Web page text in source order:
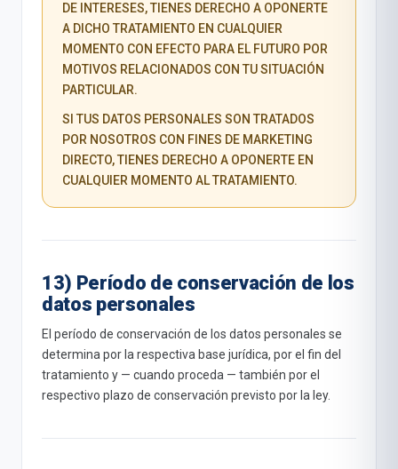
DE INTERESES, TIENES DERECHO A OPONERTE
A DICHO TRATAMIENTO EN CUALQUIER
MOMENTO CON EFECTO PARA EL FUTURO POR
MOTIVOS RELACIONADOS CON TU SITUACIÓN
PARTICULAR.
SI TUS DATOS PERSONALES SON TRATADOS
POR NOSOTROS CON FINES DE MARKETING
DIRECTO, TIENES DERECHO A OPONERTE EN
CUALQUIER MOMENTO AL TRATAMIENTO.
13) Período de conservación de los
datos personales
El período de conservación de los datos personales se
determina por la respectiva base jurídica, por el fin del
tratamiento y — cuando proceda — también por el
respectivo plazo de conservación previsto por la ley.